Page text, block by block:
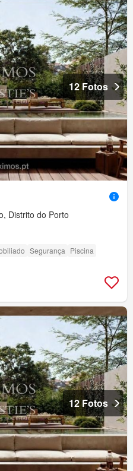
12 Fotos
Distrito do Porto
Segurança Piscina
12 Fotos